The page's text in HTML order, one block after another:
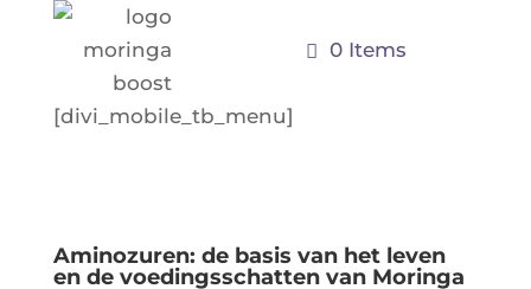
0 Items
[divi_mobile_tb_menu]
Aminozuren: de basis van het leven
en de voedingsschatten van Moringa